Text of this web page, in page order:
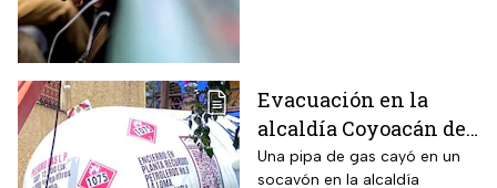
Evacuación en la
alcaldía Coyoacán de
CDMX tras caída de
Una pipa de gas cayó en un
socavón en la alcaldía